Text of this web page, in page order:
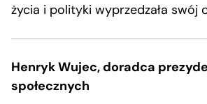
życia i polityki wyprzedzała swój
Henryk Wujec, doradca
społecznych